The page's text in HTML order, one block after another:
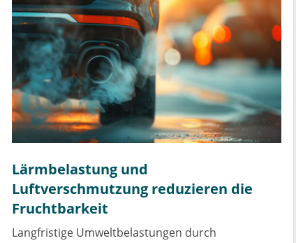
Lärmbelastung und
Luftverschmutzung reduzieren die
Fruchtbarkeit
Langfristige Umweltbelastungen durch